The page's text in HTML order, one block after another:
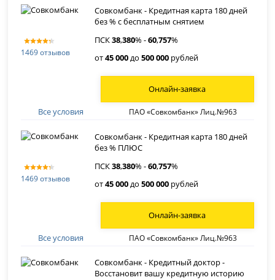
1469 отзывов
Совкомбанк - Кредитная карта 180 дней
без % с бесплатным снятием
ПСК38,380% -60,757%
от45 000до500 000 рублей
Все условия ПАО «Совкомбанк» Лиц.№963
Онлайн-заявка
1469 отзывов
Совкомбанк - Кредитная карта 180 дней
без % ПЛЮС
ПСК38,380% -60,757%
от45 000до500 000 рублей
Все условия ПАО «Совкомбанк» Лиц.№963
Онлайн-заявка
Совкомбанк - Кредитный доктор -
Восстановит вашу кредитную историю